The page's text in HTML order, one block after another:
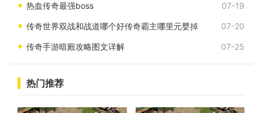
热血传奇最强boss 07-19
传奇世界双战和战道哪个好传奇霸主哪里元婴掉 07-20
传奇手游暗殿攻略图文详解 07-25
热门推荐